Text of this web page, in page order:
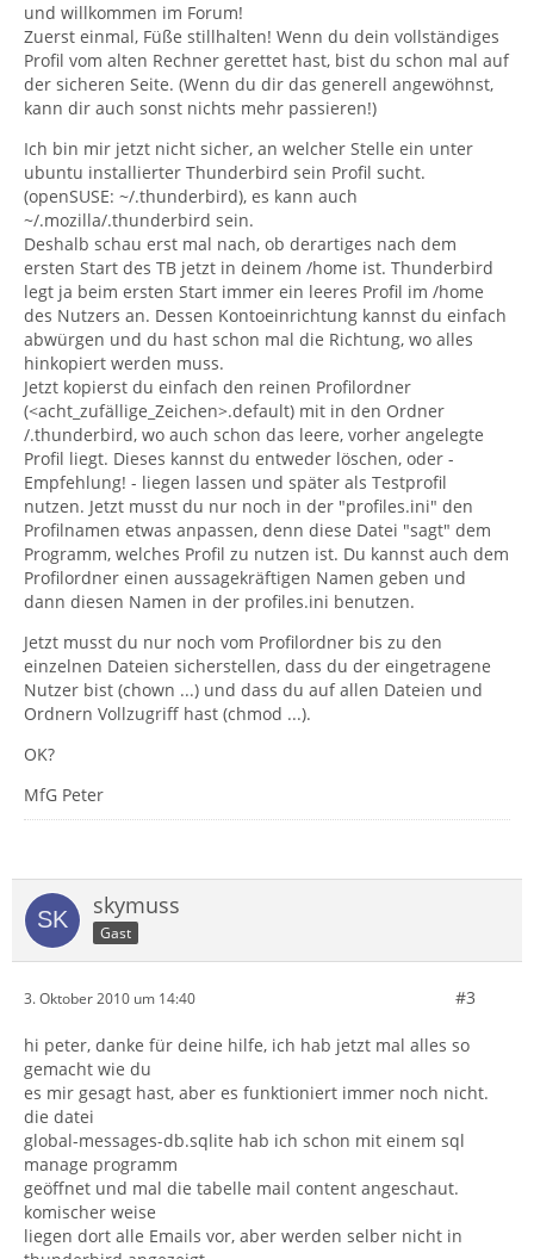
und willkommen im Forum!
Zuerst einmal, Füße stillhalten! Wenn du dein vollständiges
Profil vom alten Rechner gerettet hast, bist du schon mal auf
der sicheren Seite. (Wenn du dir das generell angewöhnst,
kann dir auch sonst nichts mehr passieren!)
Ich bin mir jetzt nicht sicher, an welcher Stelle ein unter
ubuntu installierter Thunderbird sein Profil sucht.
(openSUSE: ~/.thunderbird), es kann auch
~/.mozilla/.thunderbird sein.
Deshalb schau erst mal nach, ob derartiges nach dem
ersten Start des TB jetzt in deinem /home ist. Thunderbird
legt ja beim ersten Start immer ein leeres Profil im /home
des Nutzers an. Dessen Kontoeinrichtung kannst du einfach
abwürgen und du hast schon mal die Richtung, wo alles
hinkopiert werden muss.
Jetzt kopierst du einfach den reinen Profilordner
(<acht_zufällige_Zeichen>.default) mit in den Ordner
/.thunderbird, wo auch schon das leere, vorher angelegte
Profil liegt. Dieses kannst du entweder löschen, oder -
Empfehlung! - liegen lassen und später als Testprofil
nutzen. Jetzt musst du nur noch in der "profiles.ini" den
Profilnamen etwas anpassen, denn diese Datei "sagt" dem
Programm, welches Profil zu nutzen ist. Du kannst auch dem
Profilordner einen aussagekräftigen Namen geben und
dann diesen Namen in der profiles.ini benutzen.
Jetzt musst du nur noch vom Profilordner bis zu den
einzelnen Dateien sicherstellen, dass du der eingetragene
Nutzer bist (chown ...) und dass du auf allen Dateien und
Ordnern Vollzugriff hast (chmod ...).
OK?
MfG Peter
skymuss
Gast
3. Oktober 2010 um 14:40 #3
hi peter, danke für deine hilfe, ich hab jetzt mal alles so
gemacht wie du
es mir gesagt hast, aber es funktioniert immer noch nicht.
die datei
global-messages-db.sqlite hab ich schon mit einem sql
manage programm
geöffnet und mal die tabelle mail content angeschaut.
komischer weise
liegen dort alle Emails vor, aber werden selber nicht in